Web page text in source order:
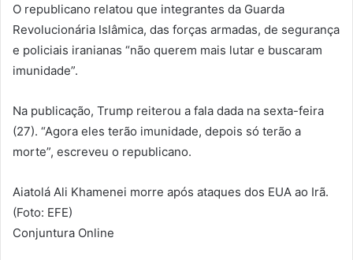
O republicano relatou que integrantes da Guarda
Revolucionária Islâmica, das forças armadas, de segurança
e policiais iranianas “não querem mais lutar e buscaram
imunidade”.
Na publicação, Trump reiterou a fala dada na sexta-feira
(27). “Agora eles terão imunidade, depois só terão a
morte”, escreveu o republicano.
Aiatolá Ali Khamenei morre após ataques dos EUA ao Irã.
(Foto: EFE)
Conjuntura Online